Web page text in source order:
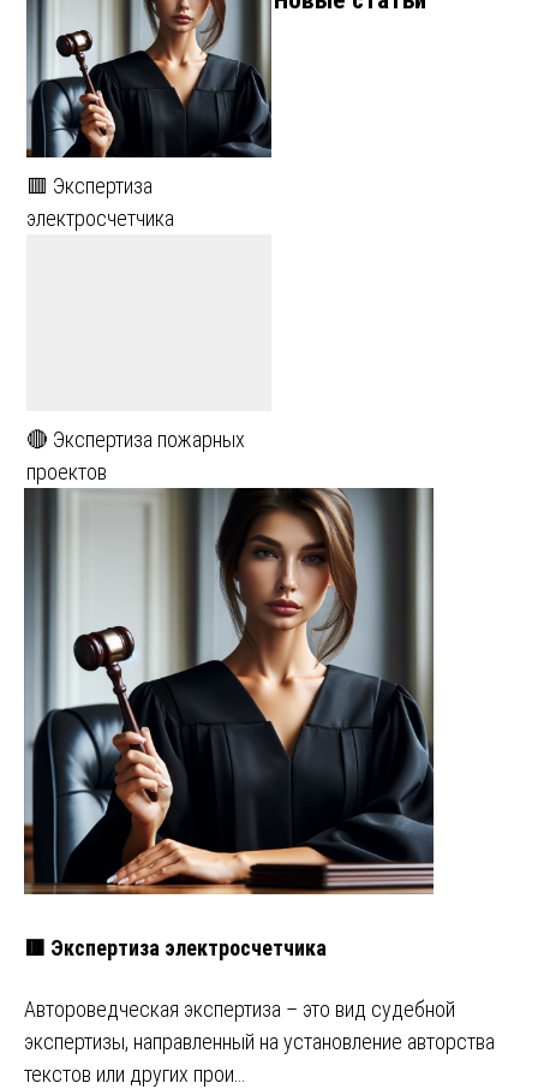
🟥 Экспертиза
электросчетчика
🔴 Экспертиза пожарных
проектов
🟥 Экспертиза электросчетчика
Автороведческая экспертиза – это вид судебной
экспертизы, направленный на установление авторства
текстов или других прои…